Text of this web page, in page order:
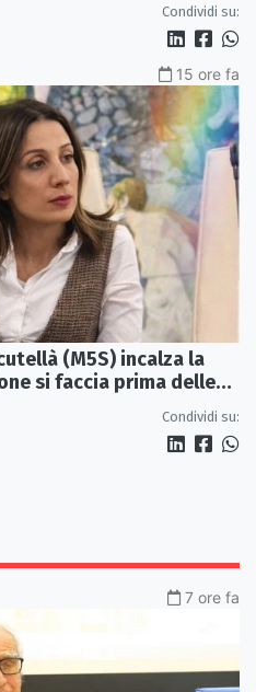
Condividi su:
15 ore fa
(M5S) incalza la
si faccia prima delle
Condividi su:
7 ore fa